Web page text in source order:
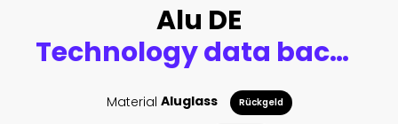
Alu DE
Technology data background, idea of global business solution
Material Aluglass Rückgeld